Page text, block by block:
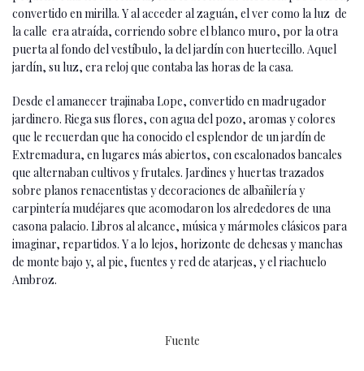
convertido en mirilla. Y al acceder al zaguán, el ver como la luz de
la calle era atraída, corriendo sobre el blanco muro, por la otra
puerta al fondo del vestíbulo, la del jardín con huertecillo. Aquel
jardín, su luz, era reloj que contaba las horas de la casa.
Desde el amanecer trajinaba Lope, convertido en madrugador
jardinero. Riega sus flores, con agua del pozo, aromas y colores
que le recuerdan que ha conocido el esplendor de un jardín de
Extremadura, en lugares más abiertos, con escalonados bancales
que alternaban cultivos y frutales. Jardines y huertas trazados
sobre planos renacentistas y decoraciones de albañilería y
carpintería mudéjares que acomodaron los alrededores de una
casona palacio. Libros al alcance, música y mármoles clásicos para
imaginar, repartidos. Y a lo lejos, horizonte de dehesas y manchas
de monte bajo y, al pie, fuentes y red de atarjeas, y el riachuelo
Ambroz.
Fuente